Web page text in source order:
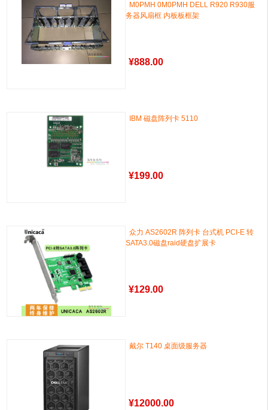
M0PMH 0M0PMH DELL R920 R930服
务器风扇框 内板板框架
¥888.00
IBM 磁盘阵列卡 5110
¥199.00
众力 AS2602R 阵列卡 台式机 PCI-E 转
SATA3.0磁盘raid硬盘扩展卡
¥129.00
戴尔 T140 桌面级服务器
¥12000.00